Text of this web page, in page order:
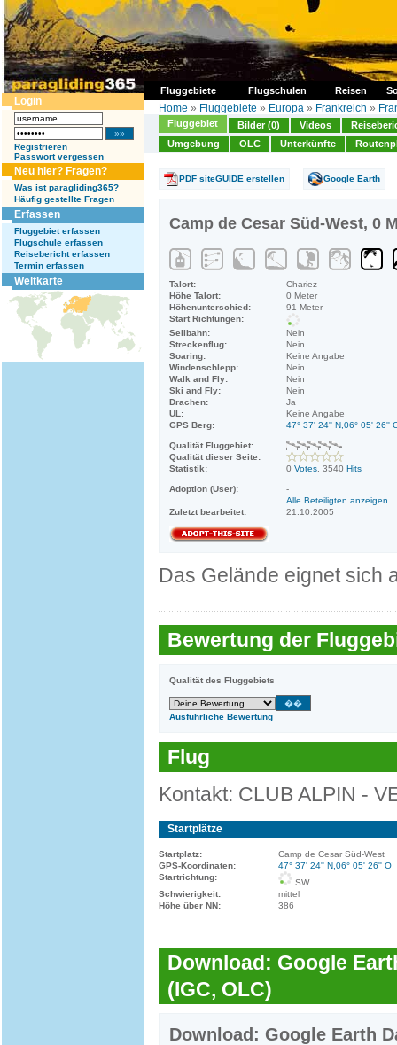
Fluggebiete Flugschulen Reisen
Login
Registrieren
Passwort vergessen
Neu hier? Fragen?
Was ist paragliding365?
Häufig gestellte Fragen
Erfassen
Fluggebiet erfassen
Flugschule erfassen
Reisebericht erfassen
Termin erfassen
Weltkarte
Home » Fluggebiete » Europa » Frankreich »
Fluggebiet Bilder (0) Videos
Umgebung
OLC Unterkünfte
PDF siteGUIDE erstellen Google Earth
Camp de Cesar Süd-West, 0
Talort:
Chariez
Höhe Talort:
0 Meter
Höhenunterschied:
91 Meter
Start Richtungen:
Seilbahn:
Nein
Streckenflug:
Nein
Soaring:
Keine Angabe
Windenschlepp:
Nein
Walk and Fly:
Nein
Ski and Fly:
Nein
Drachen:
Ja
UL:
Keine Angabe
GPS Berg:
47° 37' 24'' N,06° 05' 26''
Qualität Fluggebiet:
Qualität dieser Seite:
Statistik:
0 Votes , 3540 Hits
Adoption (User):
-
Alle Beteiligten anzeigen
Zuletzt bearbeitet:
21.10.2005
Das Gelände eignet sich
Bewertung der
Qualität des Fluggebiets
Ausführliche Bewertung
Flug
Kontakt: CLUB ALPIN -
Startplätze
Startplatz:
Camp de Cesar Süd-West
GPS-Koordinaten:
47° 37' 24'' N,06° 05' 26'' O
Startrichtung:
SW
Schwierigkeit:
mittel
Höhe über NN:
386
Download: Google
(IGC, OLC)
Download: Google Earth